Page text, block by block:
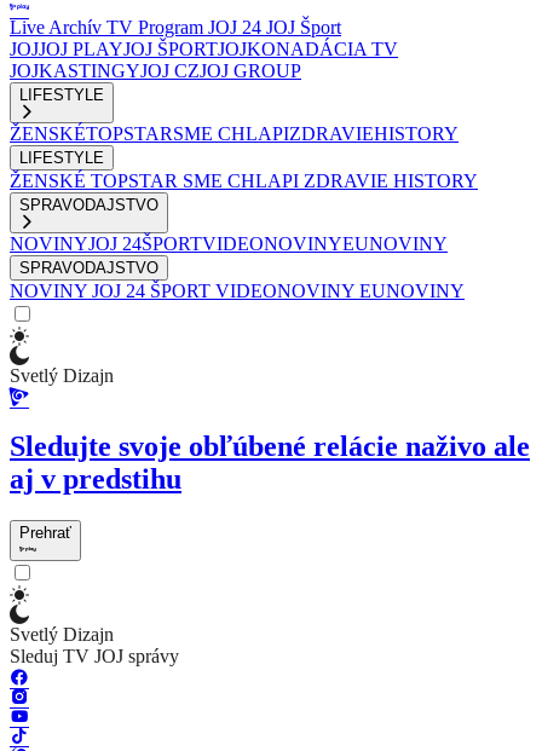
Live Archív TV Program JOJ 24 JOJ Šport
JOJJOJ PLAYJOJ ŠPORTJOJKONADÁCIA TV
JOJKASTINGYJOJ CZJOJ GROUP
LIFESTYLE
ŽENSKÉTOPSTARSME CHLAPIZDRAVIEHISTORY
LIFESTYLE
ŽENSKÉ TOPSTAR SME CHLAPI ZDRAVIE HISTORY
SPRAVODAJSTVO
NOVINYJOJ 24ŠPORTVIDEONOVINYEUNOVINY
SPRAVODAJSTVO
NOVINY JOJ 24 ŠPORT VIDEONOVINY EUNOVINY
Svetlý Dizajn
Sledujte svoje obľúbené relácie naživo ale
aj v predstihu
Prehrať
Svetlý Dizajn
Sleduj TV JOJ správy